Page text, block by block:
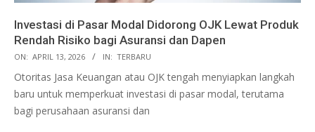
Investasi di Pasar Modal Didorong OJK Lewat Produk
Rendah Risiko bagi Asuransi dan Dapen
ON: APRIL 13, 2026 IN: TERBARU
Otoritas Jasa Keuangan atau OJK tengah menyiapkan langkah
baru untuk memperkuat investasi di pasar modal, terutama
bagi perusahaan asuransi dan